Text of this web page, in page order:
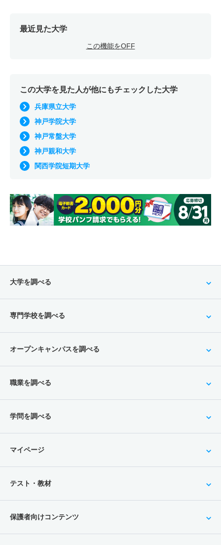
最近見た大学
この機能をOFF
この大学を見た人が他にもチェックした大学
兵庫県立大学
神戸学院大学
神戸常盤大学
神戸親和大学
関西学院短期大学
大学を調べる
専門学校を調べる
オープンキャンパスを調べる
職業を調べる
学問を調べる
マイページ
テスト・教材
保護者向けコンテンツ